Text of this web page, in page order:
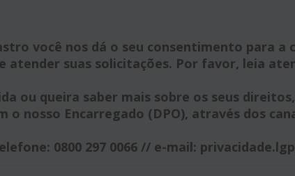
você nos dá o seu consentimento para
atender suas solicitações. Por favor, leia
ou queira saber mais sobre os seus
o nosso Encarregado (DPO), através dos
0800 297 0066 // e-mail: